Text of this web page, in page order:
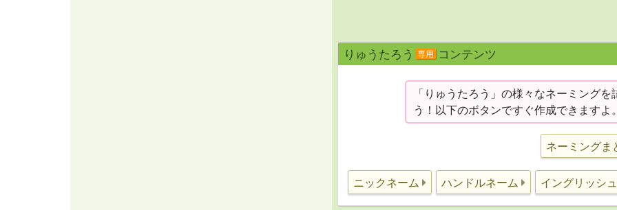
りゅうたろう 専用 コンテンツ
「りゅうたろう」の様々なネーミングを
う！以下のボタンですぐ作成できますよ
ネーミングま
ニックネーム ハンドルネーム イングリッシ